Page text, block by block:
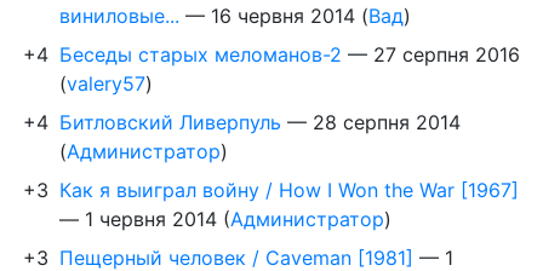
виниловые... — 16 червня 2014 (Вад)
+4 Беседы старых меломанов-2 — 27 серпня 2016
(valery57)
+4 Битловский Ливерпуль — 28 серпня 2014
(Администратор)
+3 Как я выиграл войну / How I Won the War [1967]
— 1 червня 2014 (Администратор)
+3 Пещерный человек / Caveman [1981] — 1